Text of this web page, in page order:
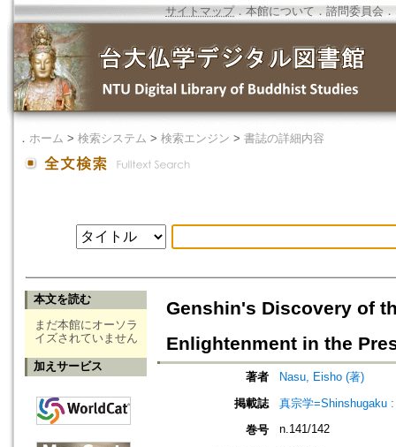
サイトマップ．本館について ． 諮問委員会 ．
． ホーム > 検索システム > 検索エンジン > 書誌の詳細内容
本文を読む
まだ本館にオーソラ
イズされていません
加えサービス
Genshin's Discovery of
Enlightenment in the
著者
Nasu, Eisho (著)
掲載誌
真宗学=Shinshugaku
巻号
n.141/142